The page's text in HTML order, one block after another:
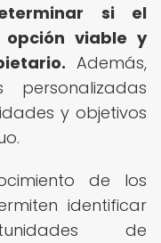
si el
opción viable y
Además,
personalizadas
y objetivos
de los
identificar
de